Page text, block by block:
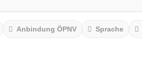
Anbindung ÖPNV Sprache